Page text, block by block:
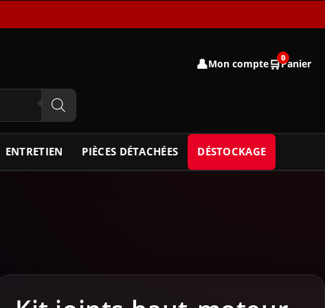
👤Mon compte🛒0
Panier
ENTRETIEN PIÈCES DÉTACHÉES DÉSTOCKAGE